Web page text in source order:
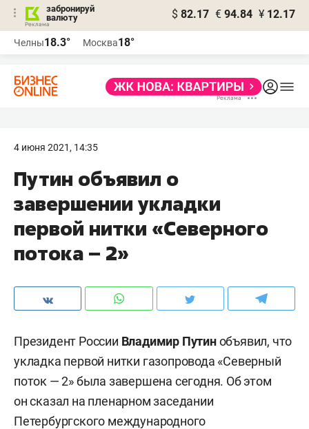
забронируй
валюту
$ 82.17 € 94.84 ¥ 12.17
Челны18.3° Москва18°
4 июня 2021, 14:35
Путин объявил о
завершении укладки
первой нитки «Северного
потока – 2»
Президент России Владимир Путинобъявил, что
укладка первой нитки газопровода «Северный
поток — 2» была завершена сегодня. Об этом
он сказал на пленарном заседании
Петербургского международного